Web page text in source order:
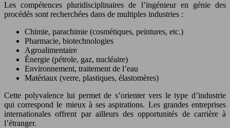
Les compétences pluridisciplinaires de l’ingénieur en génie des
procédés sont recherchées dans de multiples industries :
Chimie, parachimie (cosmétiques, peintures, etc.)
Pharmacie, biotechnologies
Agroalimentaire
Énergie (pétrole, gaz, nucléaire)
Environnement, traitement de l’eau
Matériaux (verre, plastiques, élastomères)
Cette polyvalence lui permet de s’orienter vers le type d’industrie
qui correspond le mieux à ses aspirations. Les grandes entreprises
internationales offrent par ailleurs des opportunités de carrière à
l’étranger.